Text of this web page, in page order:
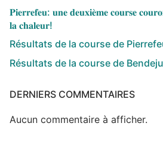
𝐏𝐢𝐞𝐫𝐫𝐞𝐟𝐞𝐮: 𝐮𝐧𝐞 𝐝𝐞𝐮𝐱𝐢𝐞̀𝐦𝐞 𝐜𝐨𝐮𝐫𝐬𝐞
𝐥𝐚 𝐜𝐡𝐚𝐥𝐞𝐮𝐫!
Résultats de la course de
Résultats de la course de
DERNIERS COMMENTAIRES
Aucun commentaire à afficher.